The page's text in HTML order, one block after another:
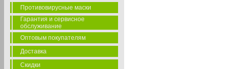
Противовирусные маски
Гарантия и сервисное
обслуживание
Оптовым покупателям
Доставка
Скидки